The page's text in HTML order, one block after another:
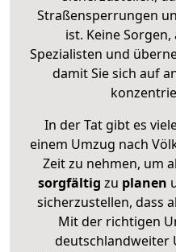
Straßensperrungen
ist. Keine
Spezialisten und
damit Sie sich auf
In der Tat gibt es
einem Umzug nach
Zeit zu nehmen, um
sorgfältig zu planen
sicherzustellen, dass
Mit der richtigen
deutschlandweiter